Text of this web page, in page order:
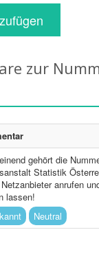
zur
gehört die
Statistik
anrufen
lassen!
Neutral